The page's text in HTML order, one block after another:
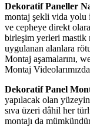
Dekoratif Paneller
montaj şekli vida yolu
ve cepheye direkt
birleşim yerleri mastik
uygulanan alanlara
Montaj aşamalarını,
Montaj
Dekoratif Panel
yapılacak olan
sıva üzeri dâhil her
montajı da